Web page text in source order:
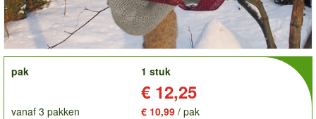
order
pak
1 stuk
€ 12,25
vanaf 3 pakken € 10,99 / pak